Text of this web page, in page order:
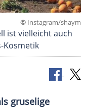
© Instagram/shaym
ist vielleicht auch
Kosmetik
gruselige